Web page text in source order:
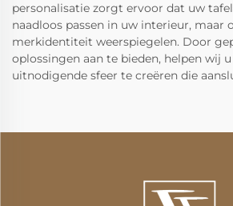
personalisatie zorgt ervoor dat uw
naadloos passen in uw interieur, maar
merkidentiteit weerspiegelen. Door
oplossingen aan te bieden, helpen wij
uitnodigende sfeer te creëren die